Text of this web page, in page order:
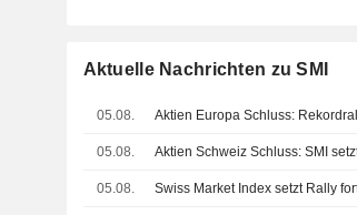
Aktuelle Nachrichten zu SMI
05.08. Aktien Europa Schluss:
05.08. Aktien Schweiz Schluss: SMI
05.08. Swiss Market Index setzt Rally